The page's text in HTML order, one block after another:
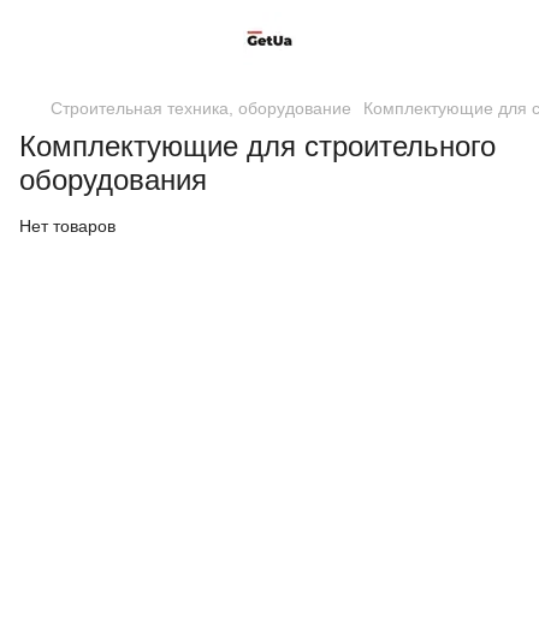
Строительная техника, оборудование Комплектующие для
Комплектующие для строительного
оборудования
Нет товаров